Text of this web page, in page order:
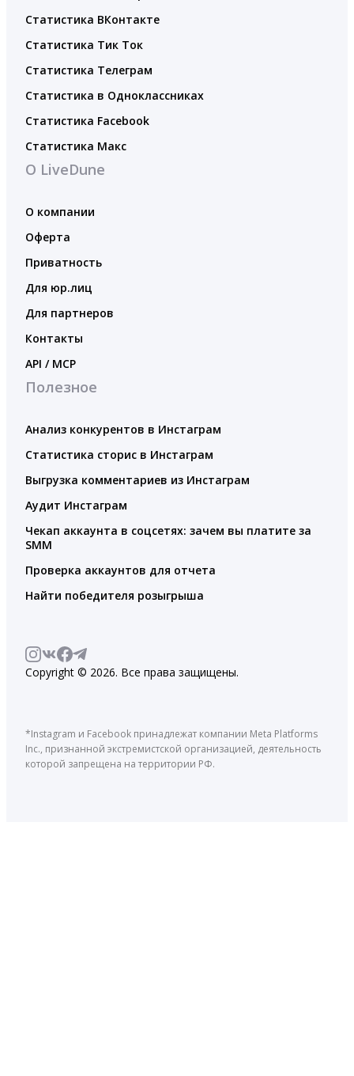
Статистика ВКонтакте
Статистика Тик Ток
Статистика Телеграм
Статистика в Одноклассниках
Статистика Facebook
Статистика Макс
О LiveDune
О компании
Оферта
Приватность
Для юр.лиц
Для партнеров
Контакты
API / MCP
Полезное
Анализ конкурентов в Инстаграм
Статистика сторис в Инстаграм
Выгрузка комментариев из Инстаграм
Аудит Инстаграм
Чекап аккаунта в соцсетях: зачем вы платите за
SMM
Проверка аккаунтов для отчета
Найти победителя розыгрыша
Copyright © 2026. Все права защищены.
*Instagram и Facebook принадлежат компании Meta Platforms
Inc., признанной экстремистской организацией, деятельность
которой запрещена на территории РФ.